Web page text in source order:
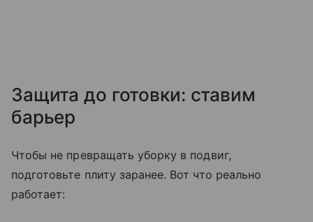
Защита до готовки: ставим
барьер
Чтобы не превращать уборку в подвиг,
подготовьте плиту заранее. Вот что реально
работает: